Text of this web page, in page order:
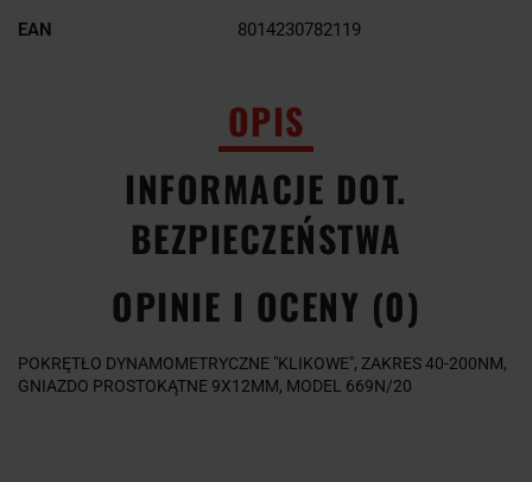
EAN 8014230782119
OPIS
INFORMACJE DOT.
BEZPIECZEŃSTWA
OPINIE I OCENY (0)
POKRĘTŁO DYNAMOMETRYCZNE "KLIKOWE", ZAKRES 40-200NM,
GNIAZDO PROSTOKĄTNE 9X12MM, MODEL 669N/20